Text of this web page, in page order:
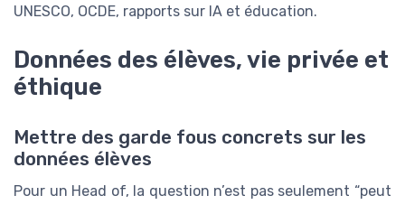
UNESCO, OCDE, rapports sur IA et éducation.
Données des élèves, vie privée et
éthique
Mettre des garde fous concrets sur les
données élèves
Pour un Head of, la question n’est pas seulement “peut